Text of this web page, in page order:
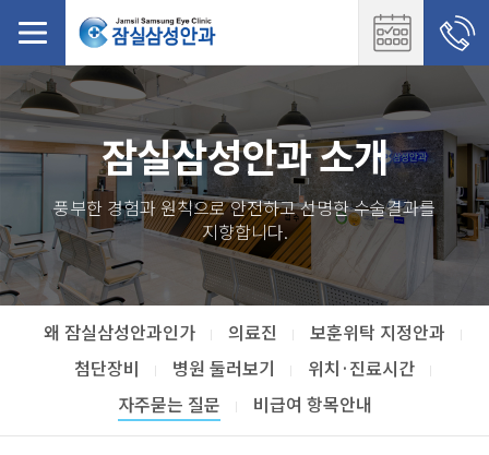
잠실삼성안과 소개
풍부한 경험과 원칙으로 안전하고 선명한 수술결과를
지향합니다.
왜 잠실삼성안과인가 의료진
보훈위탁 지정안과
첨단장비
병원 둘러보기
위치·진료시간
자주묻는 질문
비급여 항목안내